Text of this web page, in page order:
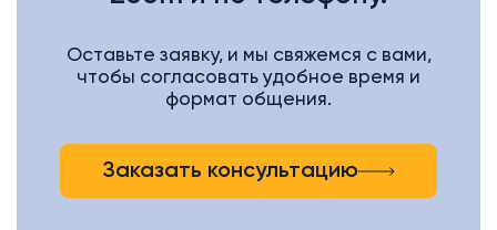
Оставьте заявку, и мы свяжемся с вами,
чтобы согласовать удобное время и
формат общения.
Заказать консультацию